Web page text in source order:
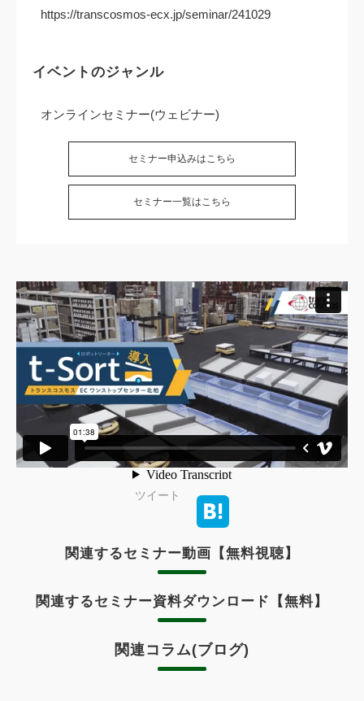
https://transcosmos-ecx.jp/seminar/241029
イベントのジャンル
オンラインセミナー(ウェビナー)
セミナー申込みはこちら
セミナー一覧はこちら
ツイート
関連するセミナー動画【無料視聴】
関連するセミナー資料ダウンロード【無料】
関連コラム(ブログ)